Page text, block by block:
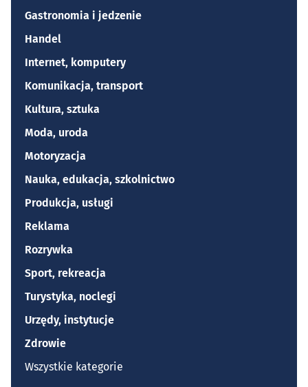
Gastronomia i jedzenie
Handel
Internet, komputery
Komunikacja, transport
Kultura, sztuka
Moda, uroda
Motoryzacja
Nauka, edukacja, szkolnictwo
Produkcja, usługi
Reklama
Rozrywka
Sport, rekreacja
Turystyka, noclegi
Urzędy, instytucje
Zdrowie
Wszystkie kategorie